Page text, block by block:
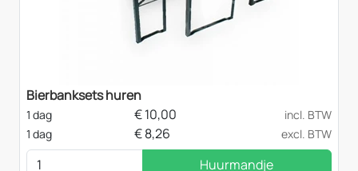
Bierbanksets huren
1 dag €10,00
incl. BTW
1 dag
€8,26 excl. BTW
Huurmandje